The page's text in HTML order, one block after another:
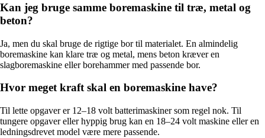
Kan jeg bruge samme boremaskine til træ, metal og
beton?
Ja, men du skal bruge de rigtige bor til materialet. En almindelig
boremaskine kan klare træ og metal, mens beton kræver en
slagboremaskine eller borehammer med passende bor.
Hvor meget kraft skal en boremaskine have?
Til lette opgaver er 12–18 volt batterimaskiner som regel nok. Til
tungere opgaver eller hyppig brug kan en 18–24 volt maskine eller en
ledningsdrevet model være mere passende.